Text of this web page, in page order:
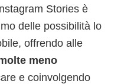
Stories è
delle possibilità lo
offrendo alle
meno
e coinvolgendo